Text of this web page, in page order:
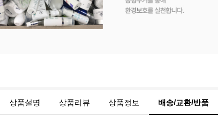
상품설명 상품리뷰 상품정보 배송/교환/반품